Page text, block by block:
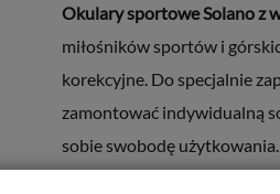
Okulary sportowe Solano z
miłośników sportów i
korekcyjne. Do specjalnie
zamontować indywidualną
sobie swobodę
bezpieczeństwo i wygodę